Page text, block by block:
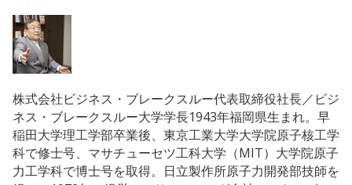
株式会社ビジネス・ブレークスルー代表取締役社長／ビジ
ネス・ブレークスルー大学学長1943年福岡県生まれ。早
稲田大学理工学部卒業後、東京工業大学大学院原子核工学
科で修士号、マサチューセツ工科大学（MIT）大学院原子
力工学科で博士号を取得。日立製作所原子力開発部技師を